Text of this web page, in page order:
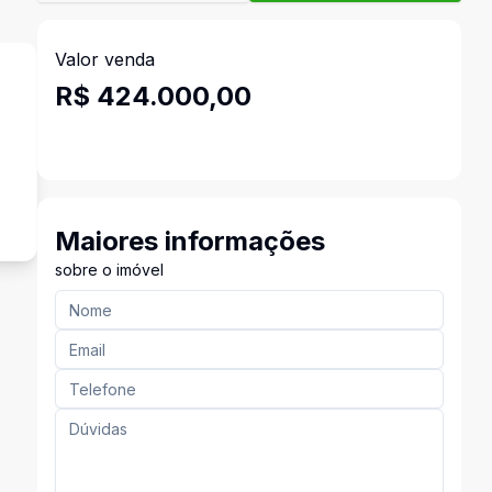
Valor venda
R$ 424.000,00
Maiores informações
sobre o imóvel